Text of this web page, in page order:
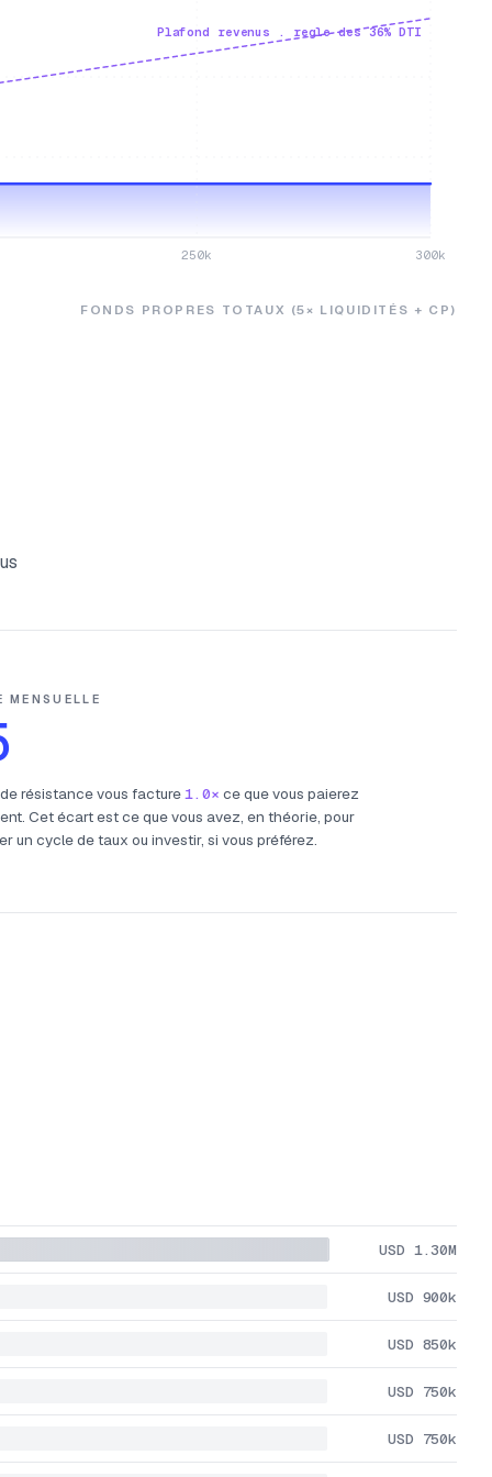
250k 300k
Plafond revenus . regle des 36% DTI
FONDS PROPRES TOTAUX (5× LIQUIDITÉS + CP)
MENSUELLE
résistance vous facture 1.0× ce que vous paierez
Cet écart est ce que vous avez, en théorie, pour
un cycle de taux ou investir, si vous préférez.
USD 1.30M
USD 900k
USD 850k
USD 750k
USD 750k